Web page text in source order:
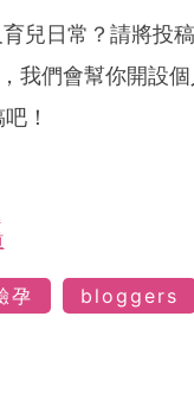
兒日常？請將投
，我們會幫你開設
！
孕 bloggers